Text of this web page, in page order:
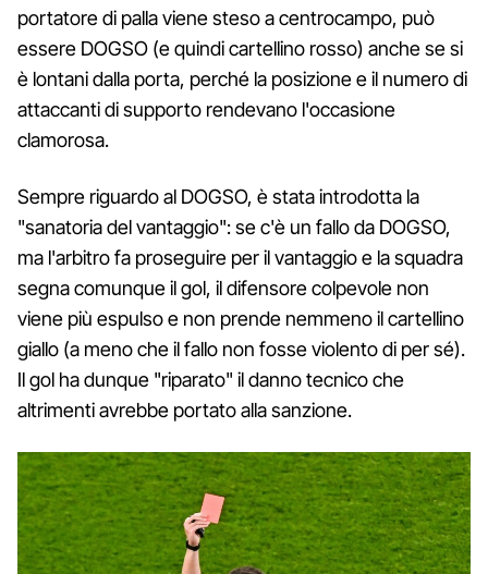
portatore di palla viene steso a centrocampo, può
essere DOGSO (e quindi cartellino rosso) anche se si
è lontani dalla porta, perché la posizione e il numero di
attaccanti di supporto rendevano l'occasione
clamorosa.
Sempre riguardo al DOGSO, è stata introdotta la
"sanatoria del vantaggio": se c'è un fallo da DOGSO,
ma l'arbitro fa proseguire per il vantaggio e la squadra
segna comunque il gol, il difensore colpevole non
viene più espulso e non prende nemmeno il cartellino
giallo (a meno che il fallo non fosse violento di per sé).
Il gol ha dunque "riparato" il danno tecnico che
altrimenti avrebbe portato alla sanzione.